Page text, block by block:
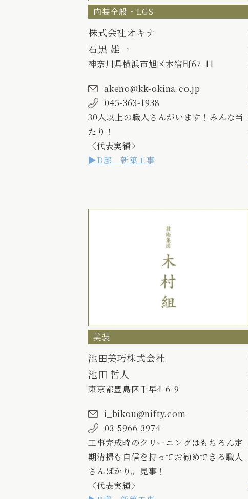
内装全般・LGS
株式会社オキナ
石黒 雄一
神奈川県横浜市旭区本宿町67-11
akeno@kk-okina.co.jp
045-363-1938
30人以上の職人さんがいます！みんな当
たり！
〈代表実績〉
D邸 新築工事
美装
池田美巧株式会社
池田 哲人
東京都豊島区千早4-6-9
i_bikou@nifty.com
03-5966-3974
工事完成時のクリーニングはもちろん定
期清掃も自信を持ってお勧めできる職人
さんばかり。見事！
〈代表実績〉